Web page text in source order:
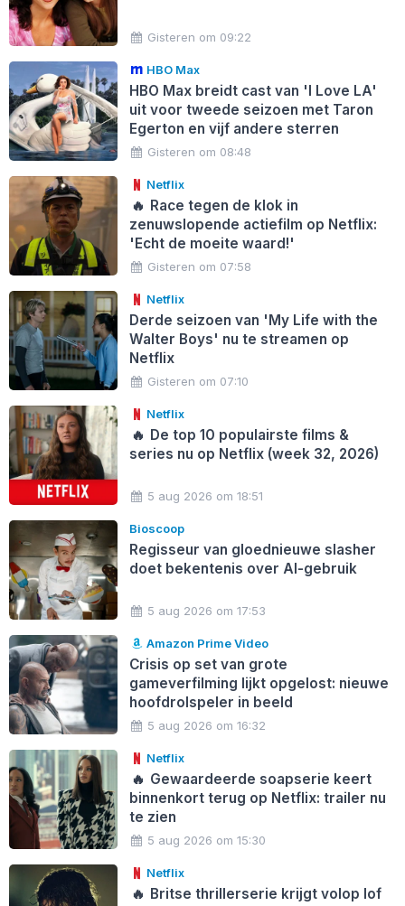
Gisteren om 09:22
HBO Max
HBO Max breidt cast van 'I Love LA'
uit voor tweede seizoen met Taron
Egerton en vijf andere sterren
Gisteren om 08:48
Netflix
🔥 Race tegen de klok in
zenuwslopende actiefilm op Netflix:
'Echt de moeite waard!'
Gisteren om 07:58
Netflix
Derde seizoen van 'My Life with the
Walter Boys' nu te streamen op
Netflix
Gisteren om 07:10
Netflix
🔥 De top 10 populairste films &
series nu op Netflix (week 32, 2026)
5 aug 2026 om 18:51
Bioscoop
Regisseur van gloednieuwe slasher
doet bekentenis over AI-gebruik
5 aug 2026 om 17:53
Amazon Prime Video
Crisis op set van grote
gameverfilming lijkt opgelost: nieuwe
hoofdrolspeler in beeld
5 aug 2026 om 16:32
Netflix
🔥 Gewaardeerde soapserie keert
binnenkort terug op Netflix: trailer nu
te zien
5 aug 2026 om 15:30
Netflix
🔥 Britse thrillerserie krijgt volop lof